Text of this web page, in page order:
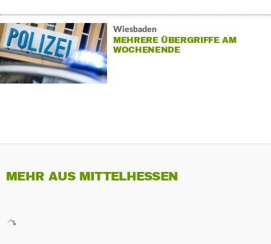
Wiesbaden
MEHRERE ÜBERGRIFFE AM
WOCHENENDE
MEHR AUS MITTELHESSEN